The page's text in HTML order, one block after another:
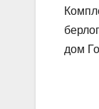
дом